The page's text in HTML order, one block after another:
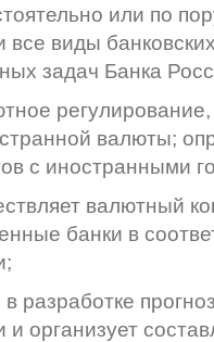
или по
все виды
задач Банка
валюты;
с иностранными
валютный
банки в
разработке
организует